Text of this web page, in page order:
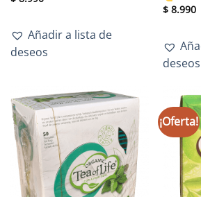
Añadir a lista de
deseos
$8.990
deseos
¡Oferta!